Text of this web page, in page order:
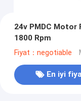
24v PMDC Motor
1800 Rpm
Fiyat：negotiable
En iyi